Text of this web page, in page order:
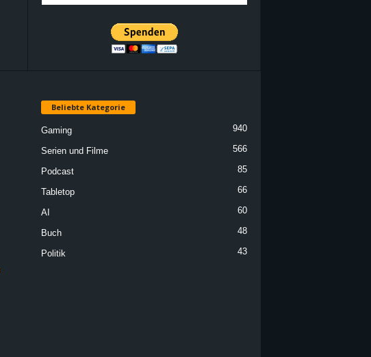
Beliebte Kategorie
Gaming 940
Serien und Filme 566
Podcast 85
Tabletop 66
AI 60
Buch 48
Politik 43